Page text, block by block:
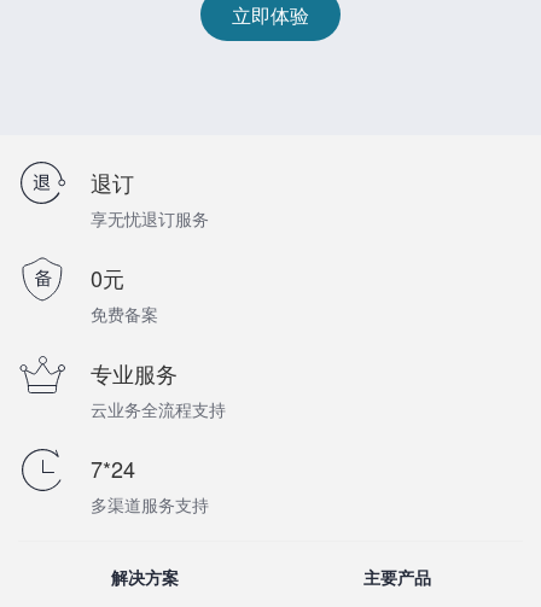
立即体验
退订
享无忧退订服务
0元
免费备案
专业服务
云业务全流程支持
7*24
多渠道服务支持
解决方案
主要产品